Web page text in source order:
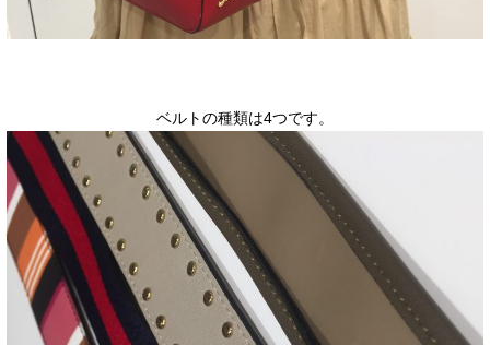
ベルトの種類は4つです。